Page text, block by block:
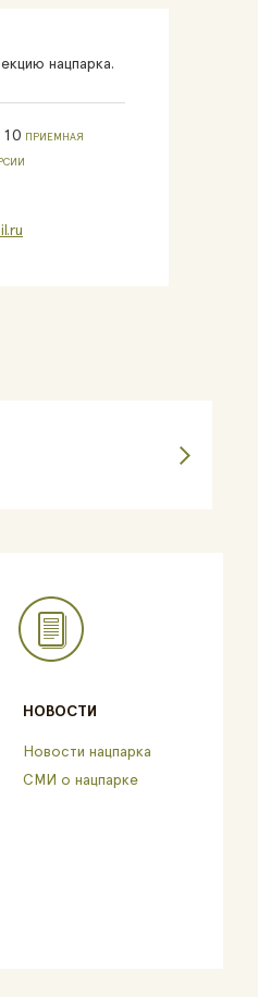
нацпарка.
10 ПРИЕМНАЯ
НОВОСТИ
Новости нацпарка
СМИ о нацпарке